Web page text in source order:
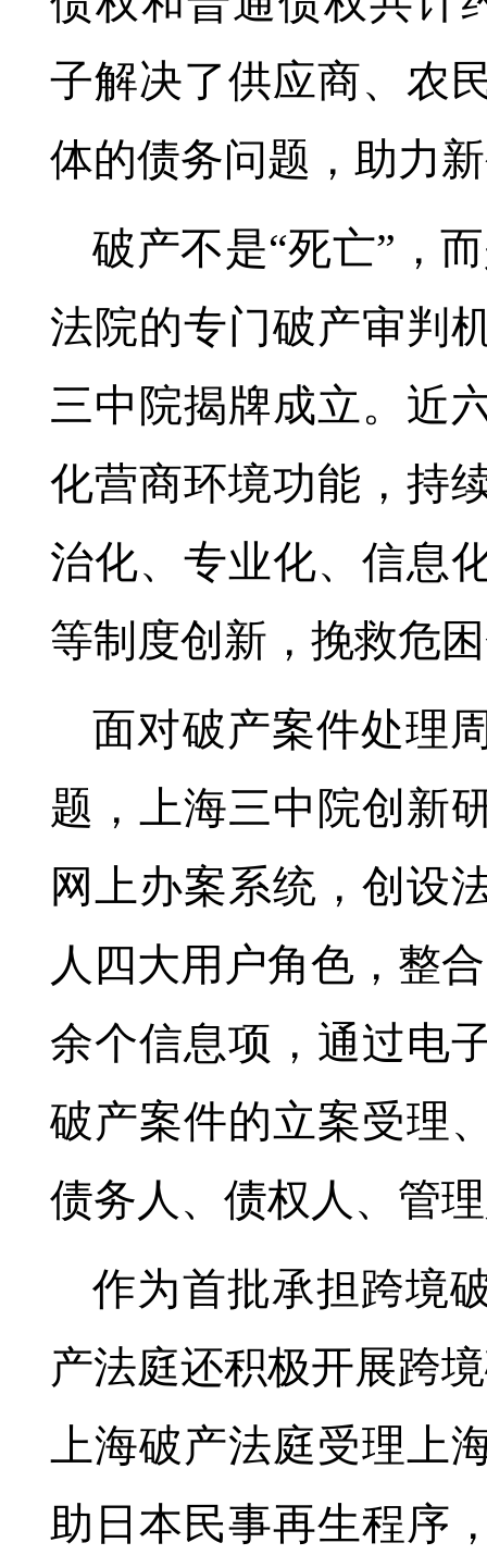
子解决了供应商、农
体的债务问题，助力
破产不是“死亡”，
法院的专门破产审判
三中院揭牌成立。近
化营商环境功能，持
治化、专业化、信息
等制度创新，挽救危
面对破产案件处理
题，上海三中院创新
网上办案系统，创设
人四大用户角色，整
余个信息项，通过电
破产案件的立案受理
债务人、债权人、管
作为首批承担跨境
产法庭还积极开展跨
上海破产法庭受理上
助日本民事再生程序